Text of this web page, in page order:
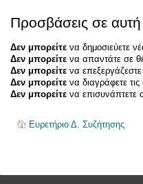
Προσβάσεις σε
Δεν μπορείτενα δημοσιεύετε
Δεν μπορείτενα απαντάτε σε
Δεν μπορείτενα επεξεργάζεστε
Δεν μπορείτενα διαγράφετε
Δεν μπορείτενα επισυνάπτετε
Ευρετήριο Δ. Συζήτησης